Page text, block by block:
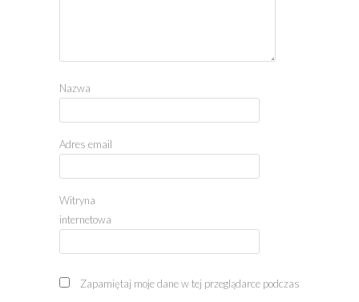
Nazwa
Adres email
Witryna
internetowa
Zapamiętaj moje dane w tej przeglądarce podczas